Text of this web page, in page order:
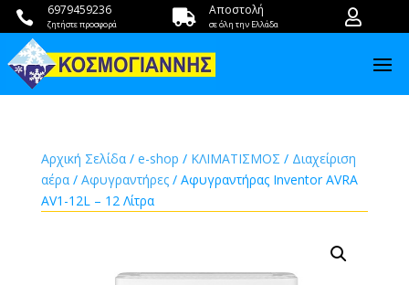
 6979459236
ζητήστε προσφορά  Αποστολή
σε όλη την Ελλάδα 
Αρχική Σελίδα/ e-shop / ΚΛΙΜΑΤΙΣΜΟΣ / Διαχείριση
αέρα/ Αφυγραντήρες/ Αφυγραντήρας Inventor AVRA
AV1-12L – 12 Λίτρα